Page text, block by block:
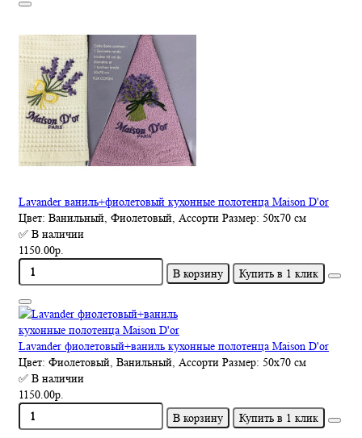
Lavander ваниль+фиолетовый кухонные полотенца Maison D'or
Цвет: Ванильный, Фиолетовый, Ассорти Размер: 50х70 см
✅ В наличии
1150.00р.
В корзину
Купить в 1 клик
Lavander фиолетовый+ваниль кухонные полотенца Maison D'or
Цвет: Фиолетовый, Ванильный, Ассорти Размер: 50х70 см
✅ В наличии
1150.00р.
В корзину
Купить в 1 клик